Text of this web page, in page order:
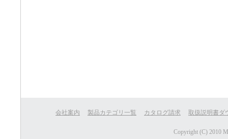
会社案内 製品カテゴリ一覧 カタログ請求 取扱説明書ダ
Copyright (C) 2010